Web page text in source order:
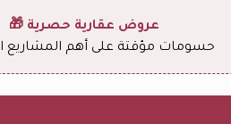
عروض عقارية حصرية 🎁
حسومات مؤقتة على أهم المشاريع